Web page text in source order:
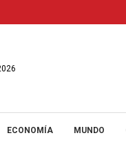
ECONOMÍA MUNDO